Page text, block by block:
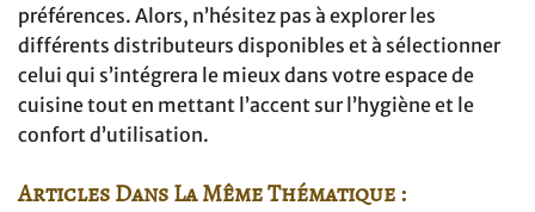
préférences. Alors, n’hésitez pas à explorer les
différents distributeurs disponibles et à sélectionner
celui qui s’intégrera le mieux dans votre espace de
cuisine tout en mettant l’accent sur l’hygiène et le
confort d’utilisation.
Articles Dans La Même Thématique :